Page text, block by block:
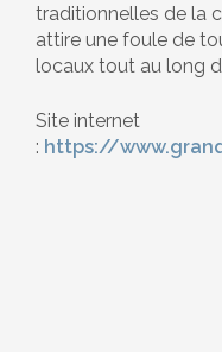
traditionnelles de la
attire une foule de
locaux tout au long
Site internet
: https://